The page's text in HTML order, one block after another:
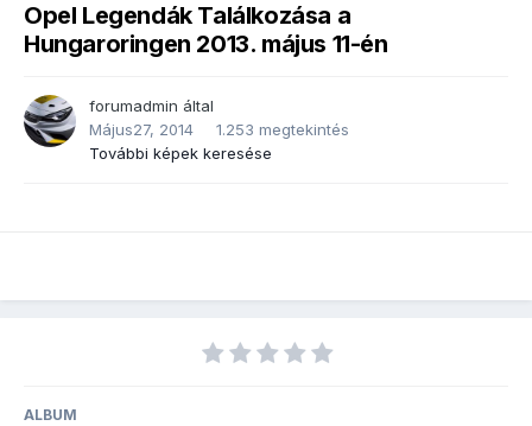
Opel Legendák Találkozása a
Hungaroringen 2013. május 11-én
forumadmin által
Május27, 2014
1.253 megtekintés
További képek keresése
ALBUM